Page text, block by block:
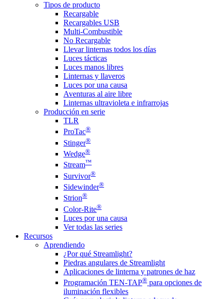
Tipos de producto
Recargable
Recargables USB
Multi-Combustible
No Recargable
Llevar linternas todos los días
Luces tácticas
Luces manos libres
Linternas y llaveros
Luces por una causa
Aventuras al aire libre
Linternas ultravioleta e infrarrojas
Producción en serie
TLR
ProTac®
Stinger®
Wedge®
Stream™
Survivor®
Sidewinder®
Strion®
Color-Rite®
Luces por una causa
Ver todas las series
Recursos
Aprendiendo
¿Por qué Streamlight?
Piedras angulares de Streamlight
Aplicaciones de linterna y patrones de haz
Programación TEN-TAP® para opciones de
iluminación flexibles